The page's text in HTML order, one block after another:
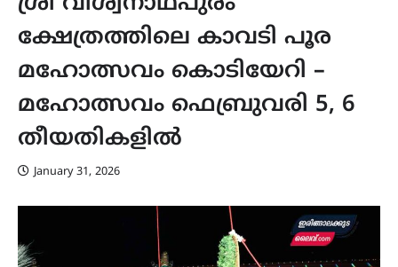
ക്ഷേത്രത്തിലെ കാവടി പൂര
മഹോത്സവം കൊടിയേറി –
മഹോത്സവം ഫെബ്രുവരി 5, 6
തീയതികളിൽ
January 31, 2026